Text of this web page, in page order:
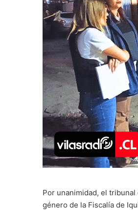
Por unanimidad, el
género de la Fiscalía de